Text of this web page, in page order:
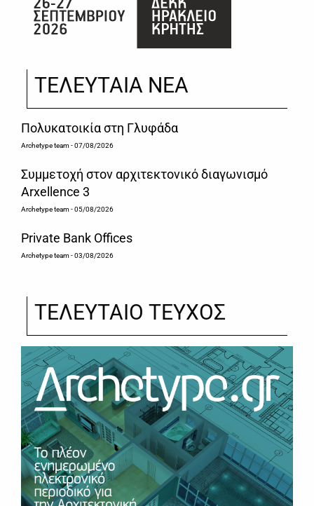
ΤΕΛΕΥΤΑΙΑ ΝΕΑ
Πολυκατοικία στη Γλυφάδα
Archetype team- 07/08/2026
Συμμετοχή στον αρχιτεκτονικό διαγωνισμό
Arxellence 3
Archetype team- 05/08/2026
Private Bank Offices
Archetype team- 03/08/2026
ΤΕΛΕΥΤΑΙΟ ΤΕΥΧΟΣ